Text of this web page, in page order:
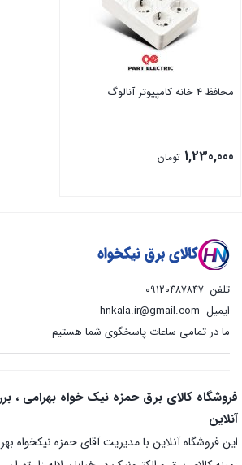
محافظ 4 خانه کامپیوتر آنالوگ
1,230,000 تومان
تلفن ۰۹۱۲۰۴۸۷۸۴۷
ایمیل hnkala.ir@gmail.com
ما در تمامی ساعات پاسخگوی شما هستیم
فروشگاه کالای برق حمزه نیک خواه بهرامی ،
آنلاین
این فروشگاه آنلاین با مدیریت آقای حمزه نیکخواه